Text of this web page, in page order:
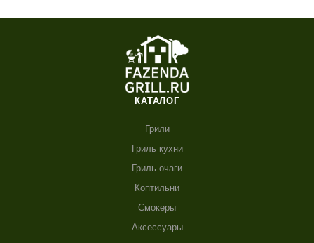
КАТАЛОГ
Грили
Гриль кухни
Гриль очаги
Коптильни
Смокеры
Аксессуары